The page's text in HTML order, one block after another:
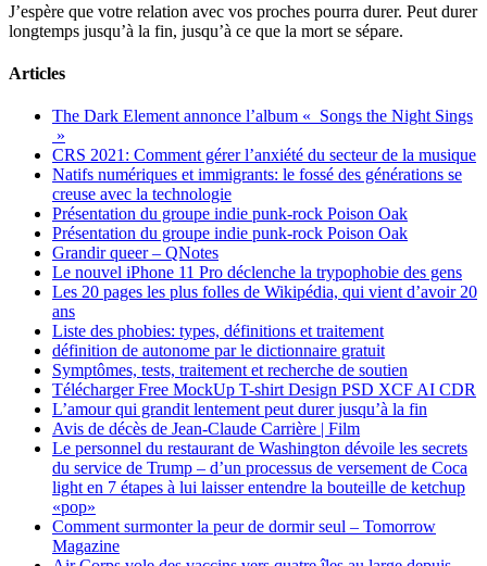
J’espère que votre relation avec vos proches pourra durer. Peut durer
longtemps jusqu’à la fin, jusqu’à ce que la mort se sépare.
Articles
The Dark Element annonce l’album « Songs the Night Sings
»
CRS 2021: Comment gérer l’anxiété du secteur de la musique
Natifs numériques et immigrants: le fossé des générations se
creuse avec la technologie
Présentation du groupe indie punk-rock Poison Oak
Présentation du groupe indie punk-rock Poison Oak
Grandir queer – QNotes
Le nouvel iPhone 11 Pro déclenche la trypophobie des gens
Les 20 pages les plus folles de Wikipédia, qui vient d’avoir 20
ans
Liste des phobies: types, définitions et traitement
définition de autonome par le dictionnaire gratuit
Symptômes, tests, traitement et recherche de soutien
Télécharger Free MockUp T-shirt Design PSD XCF AI CDR
L’amour qui grandit lentement peut durer jusqu’à la fin
Avis de décès de Jean-Claude Carrière | Film
Le personnel du restaurant de Washington dévoile les secrets
du service de Trump – d’un processus de versement de Coca
light en 7 étapes à lui laisser entendre la bouteille de ketchup
«pop»
Comment surmonter la peur de dormir seul – Tomorrow
Magazine